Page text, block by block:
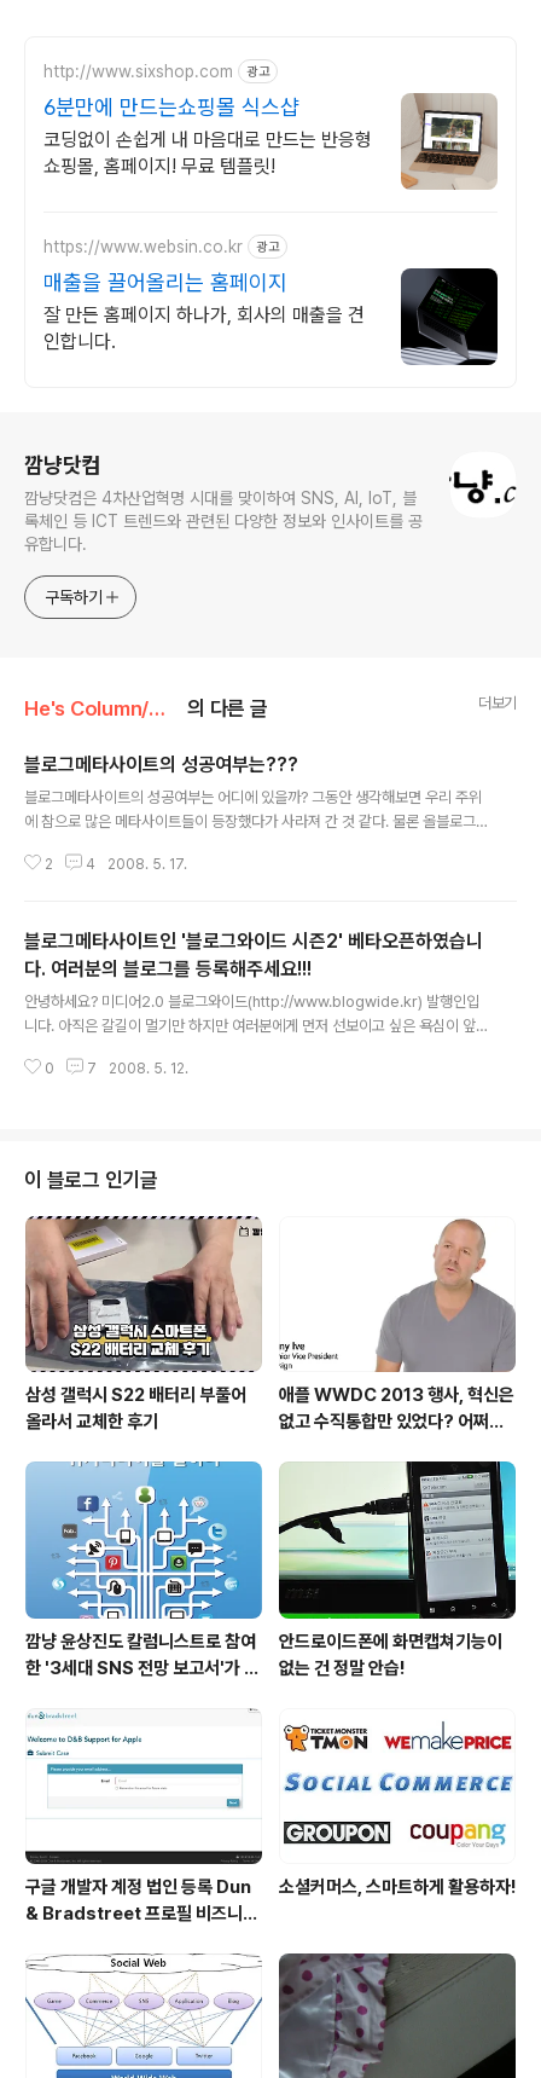
http://www.sixshop.com 광고
6분만에 만드는쇼핑몰 식스샵
코딩없이 손쉽게 내 마음대로 만드는 반응형
쇼핑몰, 홈페이지! 무료 템플릿!
https://www.websin.co.kr 광고
매출을 끌어올리는 홈페이지
잘 만든 홈페이지 하나가, 회사의 매출을 견
인합니다.
깜냥닷컴
깜냥닷컴은 4차산업혁명 시대를 맞이하여 SNS, AI, IoT, 블
록체인 등 ICT 트렌드와 관련된 다양한 정보와 인사이트를 공
유합니다.
구독하기
He's Column/Web2.0 의 다른 글 더보기
블로그메타사이트의 성공여부는???
블로그메타사이트의 성공여부는 어디에 있을까? 그동안 생각해보면 우리 주위
에 참으로 많은 메타사이트들이 등장했다가 사라져 간 것 같다. 물론 올블로그
타사이트의 경우 어떤 요소가 성공여부를 결정할까? 우선은 많은 블로그가 등
운영하는 블로그메타사이트인 블로그와이드(www.blogwide.kr)의 경우 아
직은 블로그도 별로 없고 따라서 글도 별로 없을 것이다. 그렇기 때문에 블로그
와이드에서 하루 종일 있을 수는 없는 일! 이게 아직까지는 힘든 부분이다. 그 다
음으로 중요한 요소는 아무래도 ..
2 4 2008. 5. 17.
블로그메타사이트인 '블로그와이드 시즌2' 베타오픈하였습니
다. 여러분의 블로그를 등록해주세요!!!
안녕하세요? 미디어2.0 블로그와이드(http://www.blogwide.kr) 발행인입
니다. 아직은 갈길이 멀기만 하지만 여러분에게 먼저 선보이고 싶은 욕심이 앞
비스에서 많이 향상되었습니다. 회원가입을 먼저 하시고 RSS를 등록해 주시기
다시 회원가입해주시고 블로그를 등록해주시기 바랍니다. 열성적인 운영으로
여러분의 은혜에 보답하도록 하겠습니다. ^^ 블로거 여러분이 많이 동참해주시
면 ..
0 7 2008. 5. 12.
이 블로그 인기글
삼성 갤럭시 S22 배터리 부풀어
올라서 교체한 후기
애플 WWDC 2013 행사, 혁신은
없고 수직통합만 있었다? 어쩌면
깜냥 윤상진도 칼럼니스트로 참여
한 '3세대 SNS 전망 보고서'가 발
안드로이드폰에 화면캡쳐기능이
없는 건 정말 안습!
구글 개발자 계정 법인 등록 Dun
& Bradstreet 프로필 비즈니스
소셜커머스, 스마트하게 활용하자!